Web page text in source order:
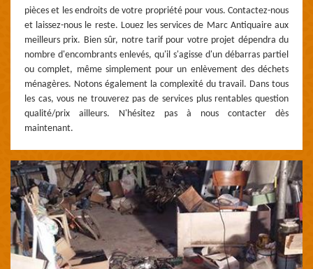
pièces et les endroits de votre propriété pour vous. Contactez-nous
et laissez-nous le reste. Louez les services de Marc Antiquaire aux
meilleurs prix. Bien sûr, notre tarif pour votre projet dépendra du
nombre d'encombrants enlevés, qu'il s'agisse d'un débarras partiel
ou complet, même simplement pour un enlèvement des déchets
ménagères. Notons également la complexité du travail. Dans tous
les cas, vous ne trouverez pas de services plus rentables question
qualité/prix ailleurs. N'hésitez pas à nous contacter dès
maintenant.